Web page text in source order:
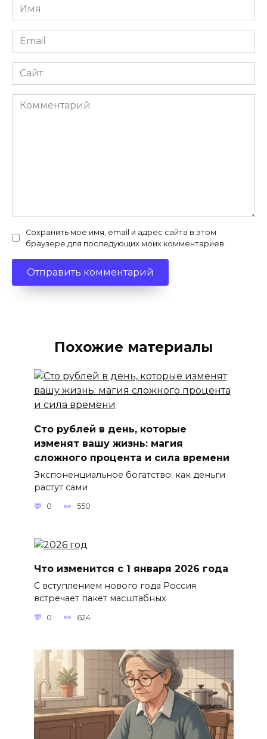
Имя
*
Email
*
Сайт
Комментарий
Сохранить моё имя, email и адрес сайта в этом
браузере для последующих моих комментариев.
Похожие материалы
Сто рублей в день, которые
изменят вашу жизнь: магия
сложного процента и сила времени
Экспоненциальное богатство: как деньги
растут сами
0 550
Что изменится с 1 января 2026 года
С вступлением нового года Россия
встречает пакет масштабных
0 624